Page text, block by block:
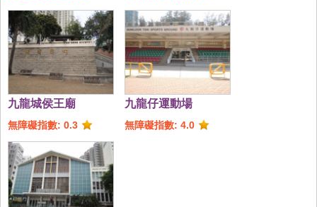
九龍城侯王廟
無障礙指數: 0.3
九龍仔運動場
無障礙指數: 4.0